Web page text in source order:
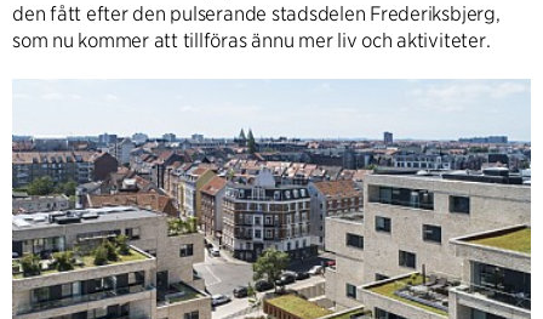
den fått efter den pulserande stadsdelen Frederiksbjerg,
som nu kommer att tillföras ännu mer liv och aktiviteter.